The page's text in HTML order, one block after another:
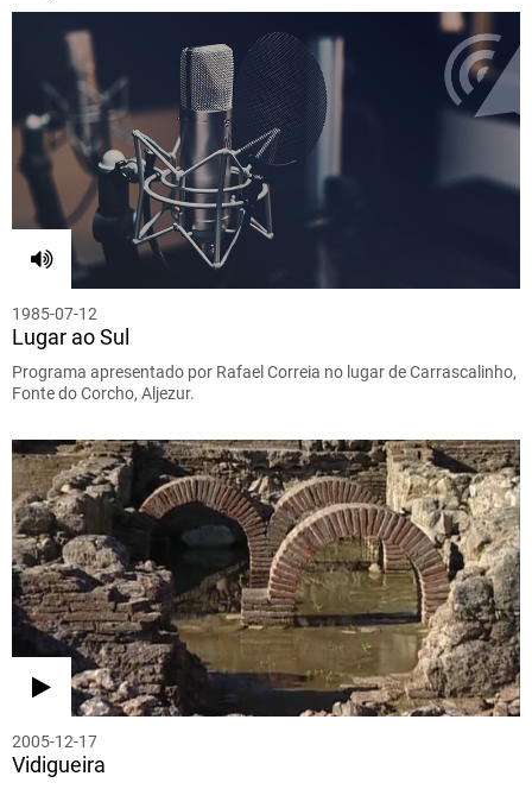
1985-07-12
Lugar ao Sul
Programa apresentado por Rafael Correia no lugar de Carrascalinho,
Fonte do Corcho, Aljezur.
2005-12-17
Vidigueira